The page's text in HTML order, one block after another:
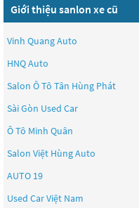
Giới thiệu sanlon xe cũ
Vinh Quang Auto
HNQ Auto
Salon Ô Tô Tân Hùng Phát
Sài Gòn Used Car
Ô Tô Minh Quân
Salon Việt Hùng Auto
AUTO 19
Used Car Việt Nam